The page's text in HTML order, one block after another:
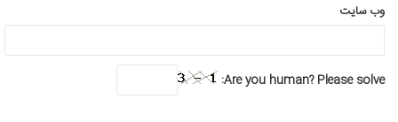
وب‌ سایت
Are you human? Please solve: